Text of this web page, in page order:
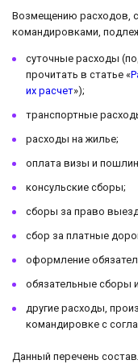
Возмещению расходов,
командировками,
суточные расходы
прочитать в статье «
их расчет»);
транспортные
расходы на жилье;
оплата визы и
консульские сборы;
сборы за право
сбор за платные
оформление
обязательные сборы
другие расходы,
командировке с
Данный перечень